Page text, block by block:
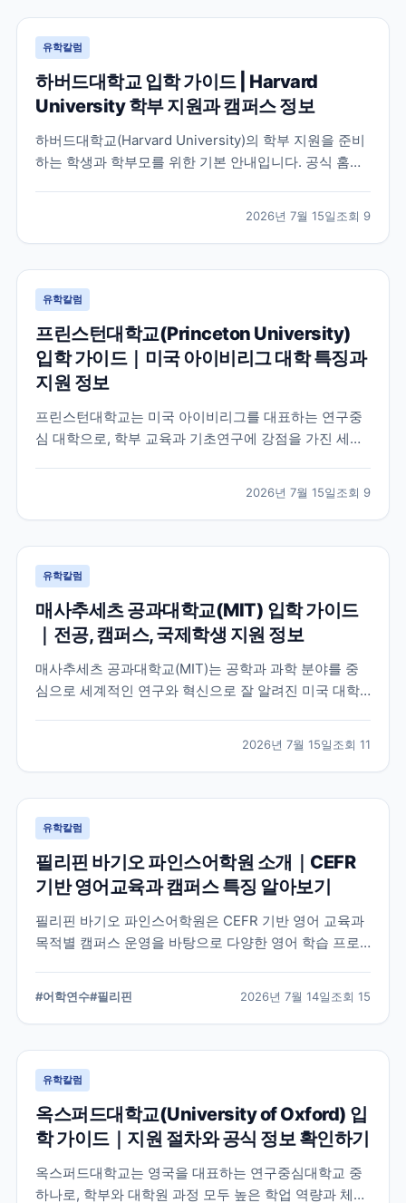
유학칼럼
하버드대학교 입학 가이드 | Harvard
University 학부 지원과 캠퍼스 정보
하버드대학교(Harvard University)의 학부 지원을 준비
하는 학생과 학부모를 위한 기본 안내입니다. 공식 홈페
2026년 7월 15일조회 9
유학칼럼
프린스턴대학교(Princeton University)
입학 가이드｜미국 아이비리그 대학 특징과
지원 정보
프린스턴대학교는 미국 아이비리그를 대표하는 연구중
심 대학으로, 학부 교육과 기초연구에 강점을 가진 세계
2026년 7월 15일조회 9
유학칼럼
매사추세츠 공과대학교(MIT) 입학 가이드
｜전공, 캠퍼스, 국제학생 지원 정보
매사추세츠 공과대학교(MIT)는 공학과 과학 분야를 중
심으로 세계적인 연구와 혁신으로 잘 알려진 미국 대학
2026년 7월 15일조회 11
유학칼럼
필리핀 바기오 파인스어학원 소개｜CEFR
기반 영어교육과 캠퍼스 특징 알아보기
필리핀 바기오 파인스어학원은 CEFR 기반 영어 교육과
목적별 캠퍼스 운영을 바탕으로 다양한 영어 학습 프로
생이 알아야 할 내용을 정리했습니다.
#어학연수#필리핀 2026년 7월 14일조회 15
유학칼럼
옥스퍼드대학교(University of Oxford) 입
학 가이드｜지원 절차와 공식 정보 확인하기
옥스퍼드대학교는 영국을 대표하는 연구중심대학교 중
하나로, 학부와 대학원 과정 모두 높은 학업 역량과 체계